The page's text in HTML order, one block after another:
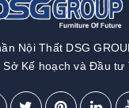
Nội Thất DSG
Kế hoạch và Đầu tư